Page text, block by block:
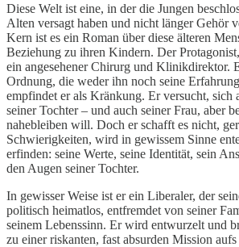
Diese Welt ist eine, in der die Jungen
Alten versagt haben und nicht länger Gehör
Kern ist es ein Roman über diese älteren
Beziehung zu ihren Kindern. Der
ein angesehener Chirurg und Klinikdirektor.
Ordnung, die weder ihn noch seine
empfindet er als Kränkung. Er versucht, sich
seiner Tochter – und auch seiner Frau, aber
nahebleiben will. Doch er schafft es nicht,
Schwierigkeiten, wird in gewissem Sinne
erfinden: seine Werte, seine Identität, sein
den Augen seiner Tochter.
In gewisser Weise ist er ein Liberaler, der
politisch heimatlos, entfremdet von seiner
seinem Lebenssinn. Er wird entwurzelt und
zu einer riskanten, fast absurden Mission